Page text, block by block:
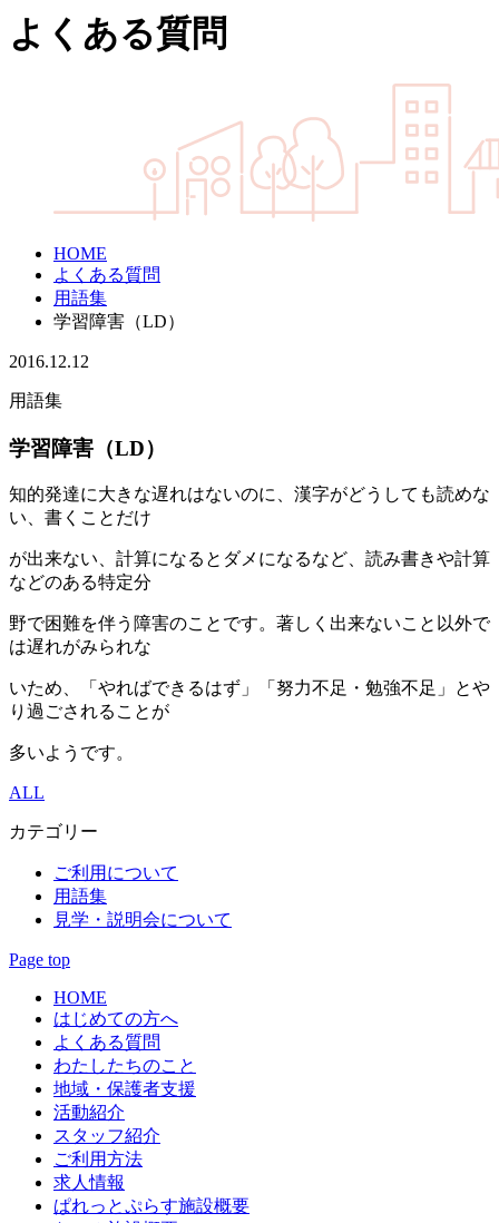
よくある質問
HOME
よくある質問
用語集
学習障害（LD）
2016.12.12
用語集
学習障害（LD）
知的発達に大きな遅れはないのに、漢字がどうしても読めな
い、書くことだけ
が出来ない、計算になるとダメになるなど、読み書きや計算
などのある特定分
野で困難を伴う障害のことです。著しく出来ないこと以外で
は遅れがみられな
いため、「やればできるはず」「努力不足・勉強不足」とや
り過ごされることが
多いようです。
ALL
カテゴリー
ご利用について
用語集
見学・説明会について
Page top
HOME
はじめての方へ
よくある質問
わたしたちのこと
地域・保護者支援
活動紹介
スタッフ紹介
ご利用方法
求人情報
ぱれっとぷらす施設概要